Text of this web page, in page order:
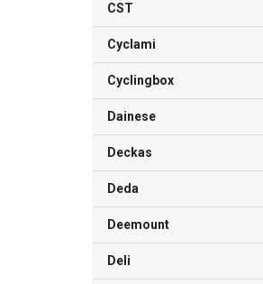
CST
Cyclami
Cyclingbox
Dainese
Deckas
Deda
Deemount
Deli